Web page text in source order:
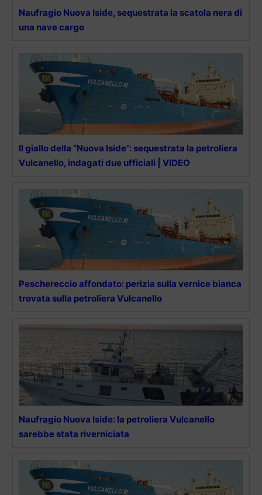
Naufragio Nuova Iside, sequestrata la scatola nera di
una nave cargo
Il giallo della “Nuova Iside”: sequestrata la petroliera
Vulcanello, indagati due ufficiali | VIDEO
Peschereccio affondato: perizia sulla vernice bianca
trovata sulla petroliera Vulcanello
Naufragio Nuova Iside: la petroliera Vulcanello
sarebbe stata riverniciata